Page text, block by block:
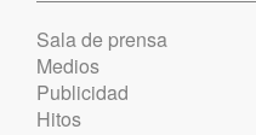
Sala de prensa
Medios
Publicidad
Hitos